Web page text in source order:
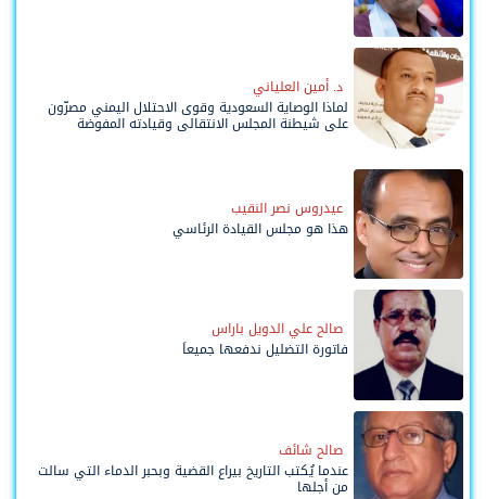
د. أمين العلياني
لماذا الوصاية السعودية وقوى الاحتلال اليمني مصرّون
على شيطنة المجلس الانتقالي وقيادته المفوضة
عيدروس نصر النقيب
هذا هو مجلس القيادة الرئاسي
صالح علي الدويل باراس
فاتورة التضليل ندفعها جميعاً
صالح شائف
عندما يُكتب التاريخ بيراع القضية وبحبر الدماء التي سالت
من أجلها